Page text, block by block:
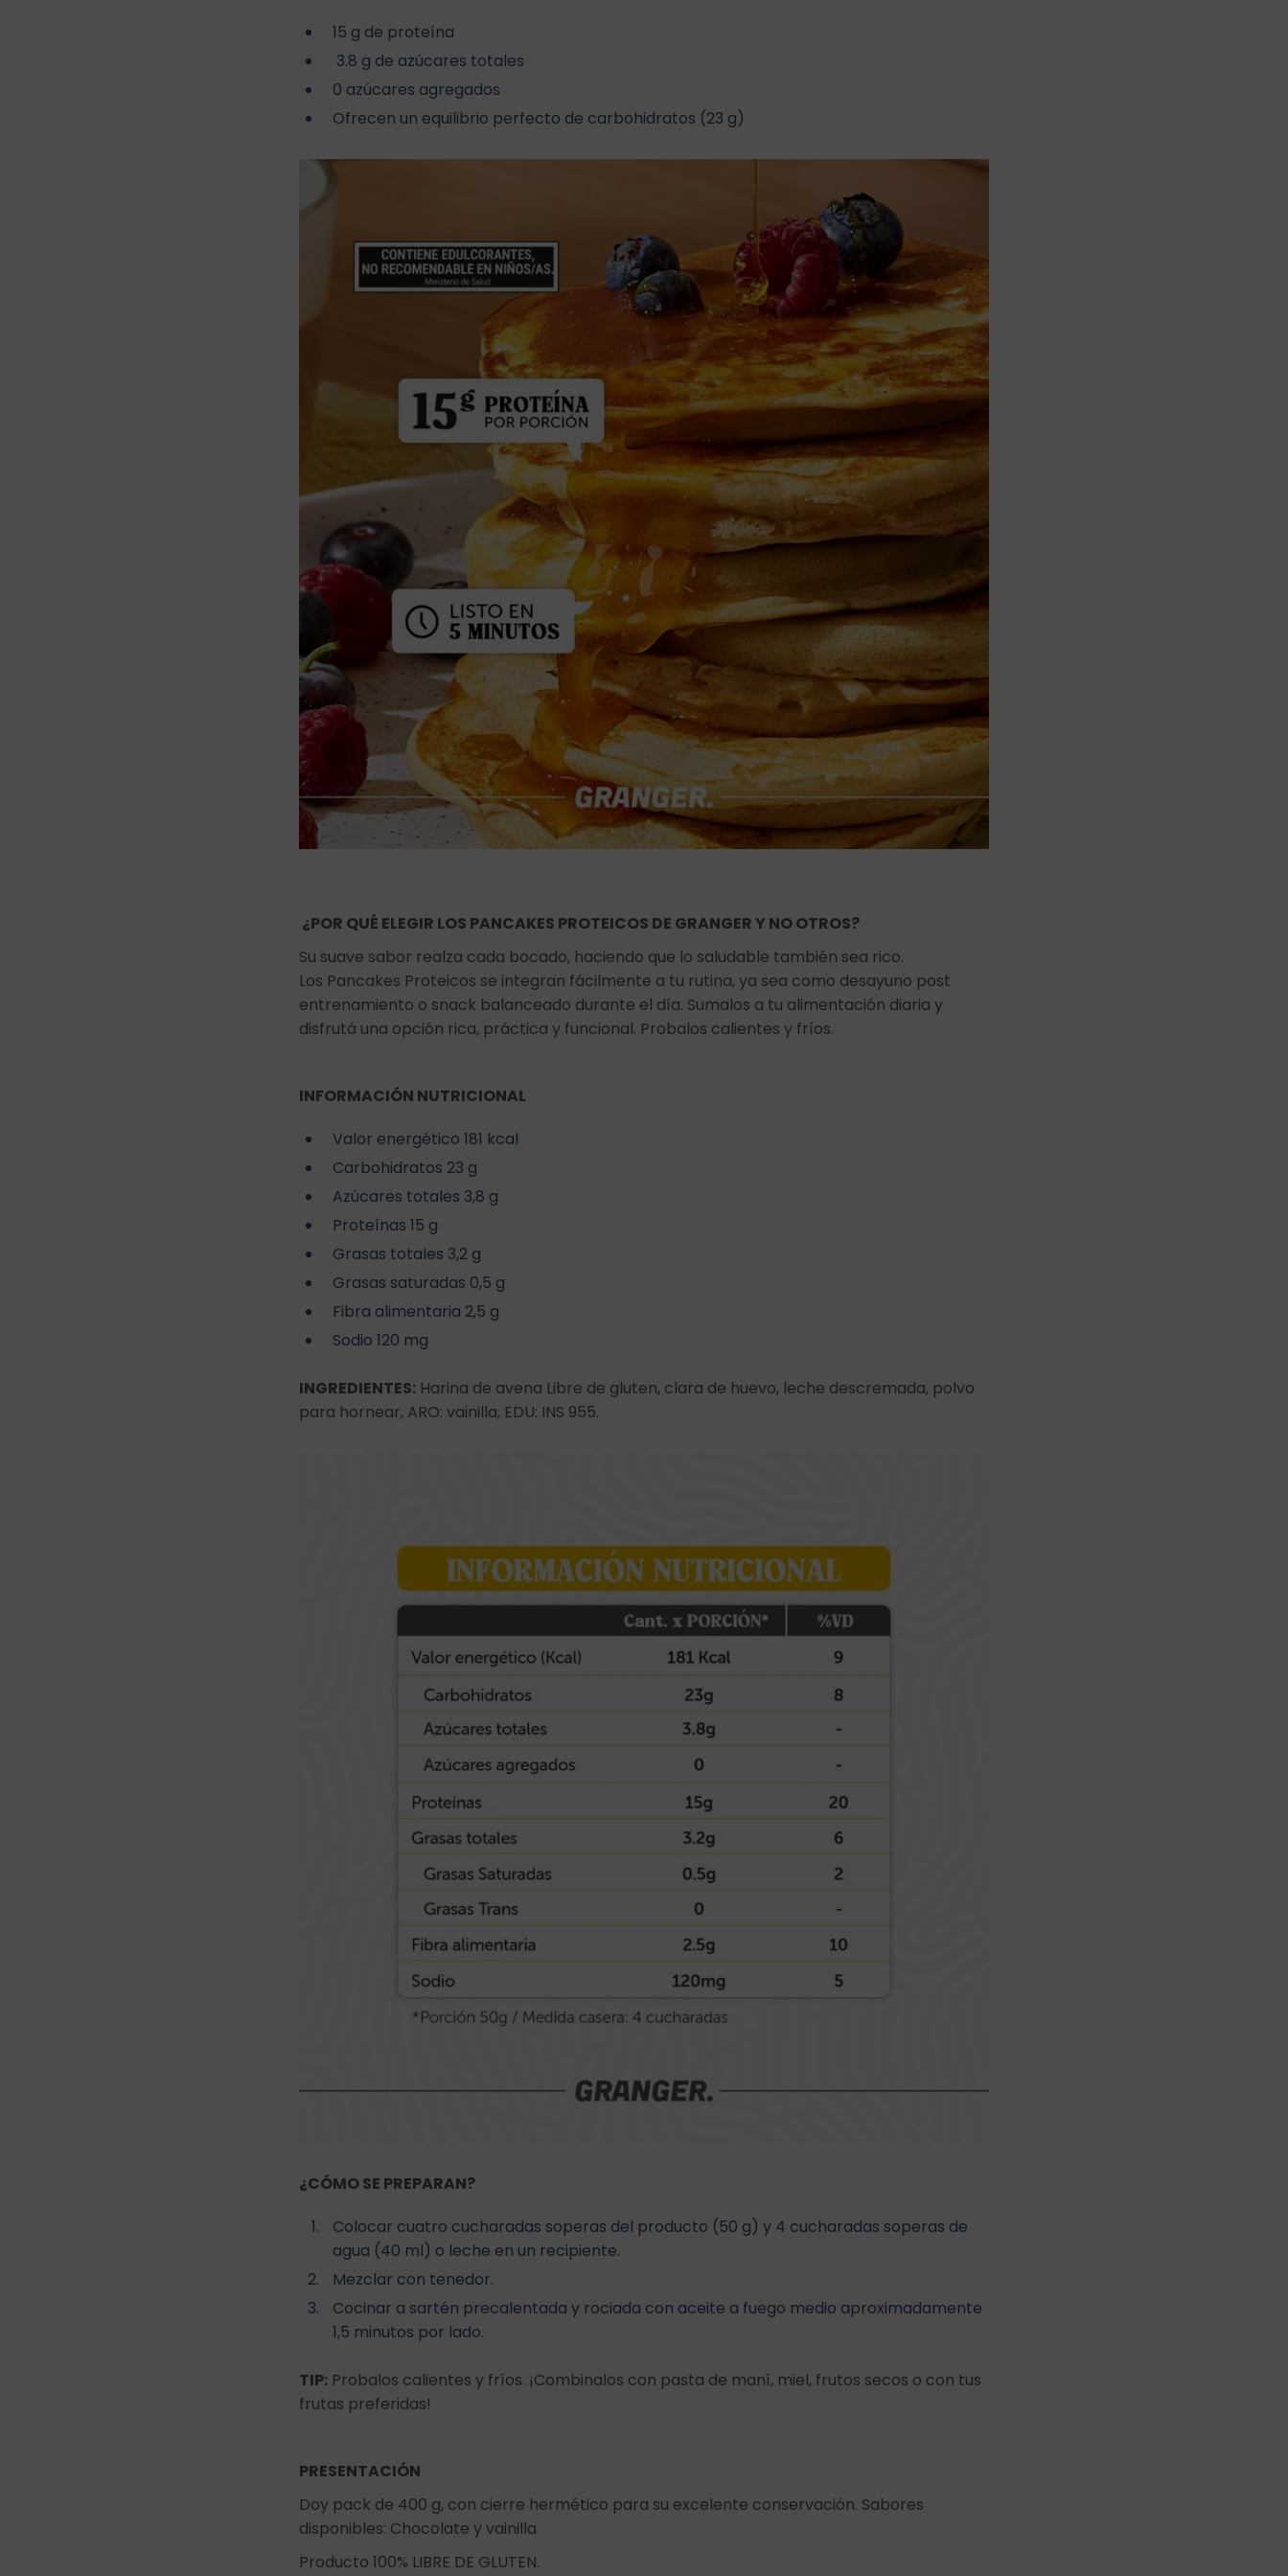
15 g de proteína
3.8 g de azúcares totales
0 azúcares agregados
Ofrecen un equilibrio perfecto de carbohidratos (23 g)
¿POR QUÉ ELEGIR LOS PANCAKES PROTEICOS DE GRANGER Y NO OTROS?
Su suave sabor realza cada bocado, haciendo que lo saludable también sea rico.
Los Pancakes Proteicos se integran fácilmente a tu rutina, ya sea como desayuno post
entrenamiento o snack balanceado durante el día. Sumalos a tu alimentación diaria y
disfrutá una opción rica, práctica y funcional. Probalos calientes y fríos.
INFORMACIÓN NUTRICIONAL
Valor energético 181 kcal
Carbohidratos 23 g
Azúcares totales 3,8 g
Proteínas 15 g
Grasas totales 3,2 g
Grasas saturadas 0,5 g
Fibra alimentaria 2,5 g
Sodio 120 mg
INGREDIENTES: Harina de avena Libre de gluten, clara de huevo, leche descremada, polvo
para hornear, ARO: vainilla, EDU: INS 955.
¿CÓMO SE PREPARAN?
Colocar cuatro cucharadas soperas del producto (50 g) y 4 cucharadas soperas de
agua (40 ml) o leche en un recipiente.
Mezclar con tenedor.
Cocinar a sartén precalentada y rociada con aceite a fuego medio aproximadamente
1,5 minutos por lado.
TIP: Probalos calientes y fríos. ¡Combinalos con pasta de maní, miel, frutos secos o con tus
frutas preferidas!
PRESENTACIÓN
Doy pack de 400 g, con cierre hermético para su excelente conservación. Sabores
disponibles: Chocolate y vainilla
Producto 100% LIBRE DE GLUTEN.